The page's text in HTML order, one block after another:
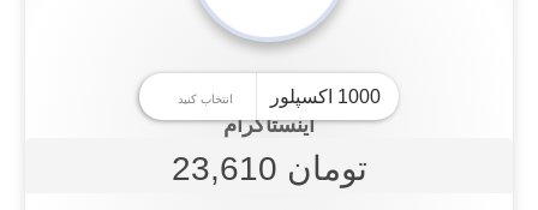
اینستاگرام
تومان 23,610